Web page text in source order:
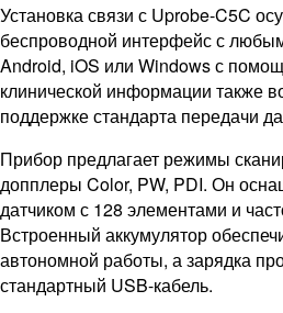
Установка связи с Uprobe-C5C
беспроводной интерфейс с
Android, iOS или Windows с
клинической информации также
поддержке стандарта передачи
Прибор предлагает режимы
допплеры Color, PW, PDI. Он
датчиком с 128 элементами и
Встроенный аккумулятор
автономной работы, а зарядка
стандартный USB-кабель.